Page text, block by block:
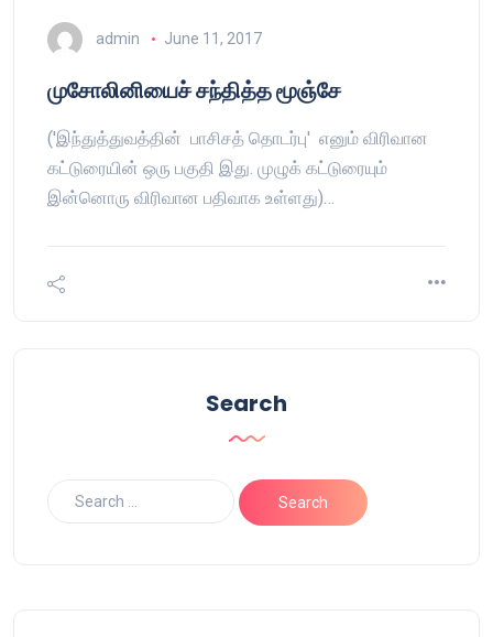
admin June 11, 2017
முசோலினியைச் சந்தித்த மூஞ்சே
('இந்துத்துவத்தின் பாசிசத் தொடர்பு' எனும் விரிவான
கட்டுரையின் ஒரு பகுதி இது. முழுக் கட்டுரையும்
இன்னொரு விரிவான பதிவாக உள்ளது)…
Search